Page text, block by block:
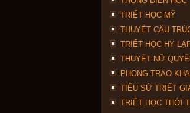
TRIẾT HỌC MỸ
THUYẾT CẤU
TRIẾT HỌC HY
THUYẾT NỮ
PHONG TRÀO
TIỂU SỬ TRIẾT
TRIẾT HỌC THỜI